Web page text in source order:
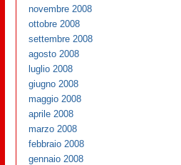
novembre 2008
ottobre 2008
settembre 2008
agosto 2008
luglio 2008
giugno 2008
maggio 2008
aprile 2008
marzo 2008
febbraio 2008
gennaio 2008